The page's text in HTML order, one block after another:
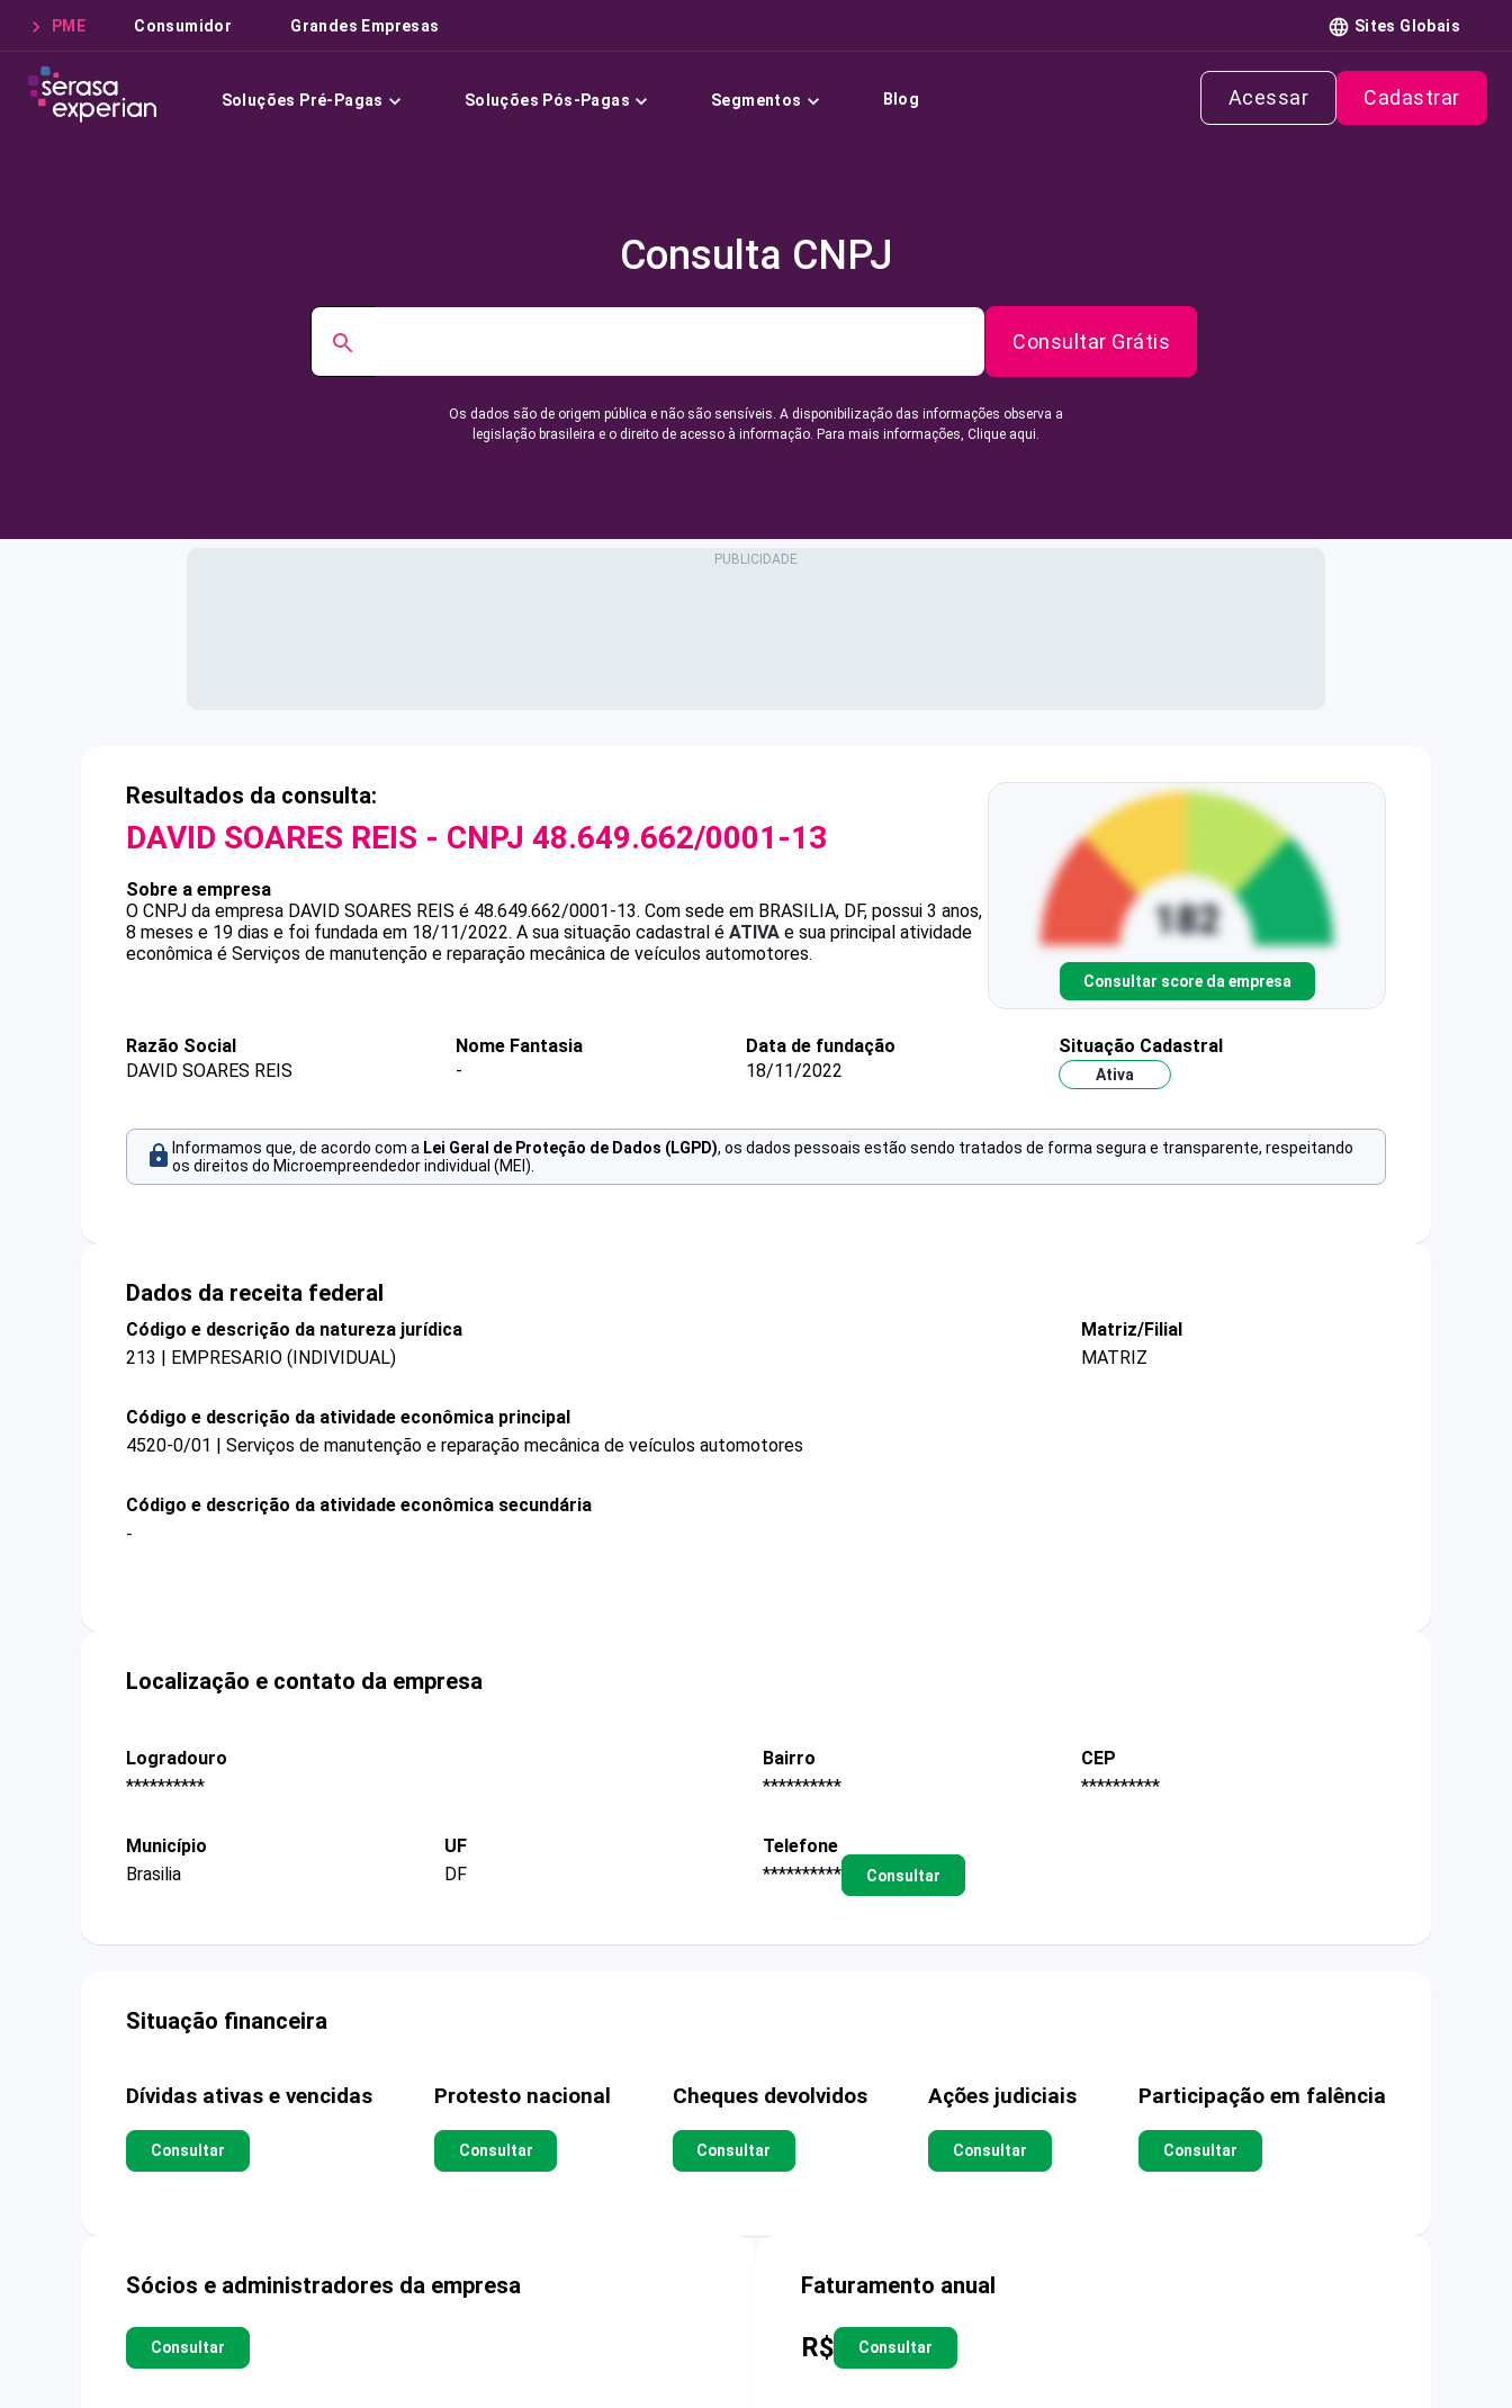
PME Consumidor Grandes Empresas Sites Globais
Soluções Pré-Pagas Soluções Pós-Pagas Segmentos Blog Acessar Cadastrar
Consulta CNPJ
Consultar Grátis
Os dados são de origem pública e não são sensíveis. A disponibilização das informações observa a
legislação brasileira e o direito de acesso à informação. Para mais informações, Clique aqui.
Resultados da consulta:
DAVID SOARES REIS - CNPJ 48.649.662/0001-13
Sobre a empresa
O CNPJ da empresa DAVID SOARES REIS é 48.649.662/0001-13. Com sede em BRASILIA, DF, possui 3 anos,
8 meses e 19 dias e foi fundada em 18/11/2022. A sua situação cadastral é ATIVA e sua principal atividade
econômica é Serviços de manutenção e reparação mecânica de veículos automotores.
Consultar score da empresa
Razão Social
DAVID SOARES REIS
Nome Fantasia
-
Data de fundação
18/11/2022
Situação Cadastral
Ativa
Informamos que, de acordo com a Lei Geral de Proteção de Dados (LGPD), os dados pessoais estão sendo tratados de forma segura e transparente, respeitando
os direitos do Microempreendedor individual (MEI).
Dados da receita federal
Código e descrição da natureza jurídica
213 | EMPRESARIO (INDIVIDUAL)
Matriz/Filial
MATRIZ
Código e descrição da atividade econômica principal
4520-0/01 | Serviços de manutenção e reparação mecânica de veículos automotores
Código e descrição da atividade econômica secundária
-
Localização e contato da empresa
Logradouro
**********
Bairro
**********
CEP
**********
Município
Brasilia
UF
DF
Telefone
**********
Consultar
Situação financeira
Dívidas ativas e vencidas
Consultar
Protesto nacional
Consultar
Cheques devolvidos
Consultar
Ações judiciais
Consultar
Participação em falência
Consultar
Sócios e administradores da empresa
Consultar
Faturamento anual
R$ Consultar